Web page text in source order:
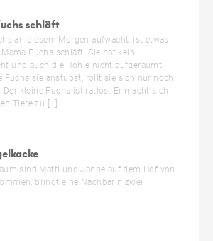
schläft
an diesem Morgen aufwacht, ist etwas
Fuchs schläft. Sie hat kein
und auch die Höhle nicht aufgeräumt.
Fuchs sie anstubst, rollt sie sich nur noch
Der kleine Fuchs ist ratlos. Er macht sich
Tiere zu […]
sind Matti und Janne auf dem Hof von
bringt eine Nachbarin zwei